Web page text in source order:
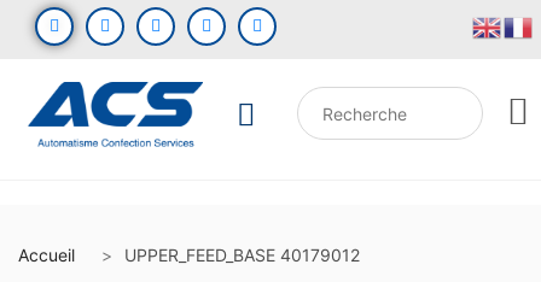
Accueil UPPER_FEED_BASE 40179012